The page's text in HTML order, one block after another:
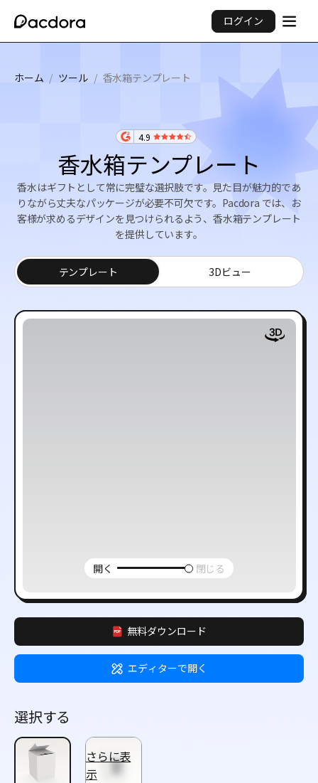
ログイン
ホーム / ツール / 香水箱テンプレート
4.9
香水箱テンプレート
香水はギフトとして常に完璧な選択肢です。見た目が魅力的であ
りながら丈夫なパッケージが必要不可欠です。Pacdora では、お
客様が求めるデザインを見つけられるよう、香水箱テンプレート
を提供しています。
無料ダウンロード
エディターで開く
テンプレート 3Dビュー
開く 閉じる
選択する
さらに表
示